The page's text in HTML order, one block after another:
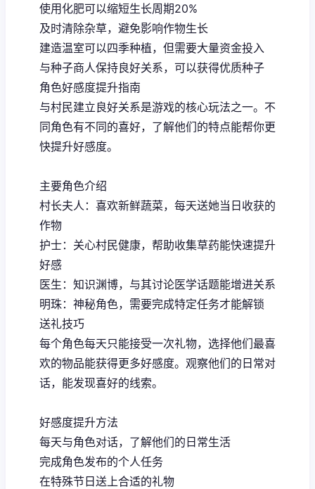
使用化肥可以缩短生长周期20%
及时清除杂草，避免影响作物生长
建造温室可以四季种植，但需要大量资金投入
与种子商人保持良好关系，可以获得优质种子
角色好感度提升指南
与村民建立良好关系是游戏的核心玩法之一。不
同角色有不同的喜好，了解他们的特点能帮你更
快提升好感度。
主要角色介绍
村长夫人：喜欢新鲜蔬菜，每天送她当日收获的
作物
护士：关心村民健康，帮助收集草药能快速提升
好感
医生：知识渊博，与其讨论医学话题能增进关系
明珠：神秘角色，需要完成特定任务才能解锁
送礼技巧
每个角色每天只能接受一次礼物，选择他们最喜
欢的物品能获得更多好感度。观察他们的日常对
话，能发现喜好的线索。
好感度提升方法
每天与角色对话，了解他们的日常生活
完成角色发布的个人任务
在特殊节日送上合适的礼物